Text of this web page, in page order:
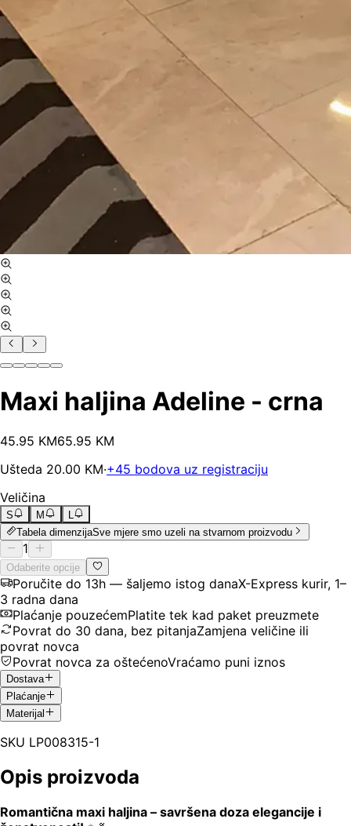
Maxi haljina Adeline - crna
45.95 KM65.95 KM
Ušteda 20.00 KM·+45 bodova uz registraciju
Veličina
S M
L
Tabela dimenzijaSve mjere smo uzeli na stvarnom proizvodu
1
Odaberite opcije
Poručite do 13h — šaljemo istog danaX-Express kurir, 1–
3 radna dana
Plaćanje pouzećemPlatite tek kad paket preuzmete
Povrat do 30 dana, bez pitanjaZamjena veličine ili
povrat novca
Povrat novca za oštećenoVraćamo puni iznos
Dostava
Plaćanje
Materijal
SKU LP008315-1
Opis proizvoda
Romantična maxi haljina – savršena doza elegancije i